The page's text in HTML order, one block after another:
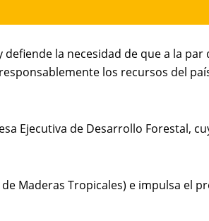
la necesidad de que a la
los recursos del
Ejecutiva de Desarrollo Forestal,
Maderas Tropicales) e impulsa el